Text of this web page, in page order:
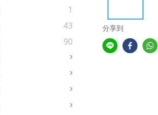
1
43
90
分享到